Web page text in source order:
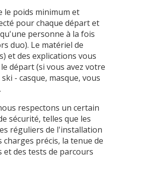
le poids minimum et
pour chaque départ et
personne à la fois
duo). Le matériel de
et des explications vous
départ (si vous avez votre
- casque, masque, vous
respectons un certain
sécurité, telles que les
réguliers de l'installation
charges précis, la tenue de
des tests de parcours